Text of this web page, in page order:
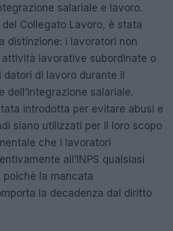
salariale e lavoro.
del Collegato Lavoro, è stata
distinzione: i lavoratori non
lavorative subordinate o
datori di lavoro durante il
dell’integrazione salariale.
introdotta per evitare abusi e
siano utilizzati per il loro scopo
che i lavoratori
all’INPS qualsiasi
la mancata
la decadenza dal diritto